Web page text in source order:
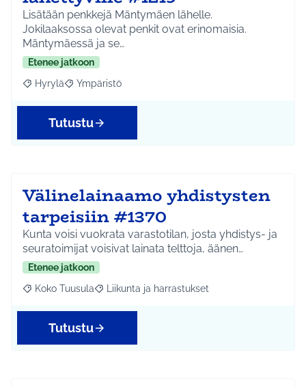
Lisätään penkkejä Mäntymäen lähelle.
Jokilaaksossa olevat penkit ovat erinomaisia.
Mäntymäessä ja se…
Etenee jatkoon
Rajaa tulokset aihepiirin mukaan: Hyrylä
Hyrylä Rajaa tulokset teeman mukaan: Ympäristö
Ympäristö
Tutustu
Välinelainaamo yhdistysten
tarpeisiin #1370
Kunta voisi vuokrata varastotilan, josta yhdistys- ja
seuratoimijat voisivat lainata telttoja, äänen…
Etenee jatkoon
Rajaa tulokset aihepiirin mukaan: Koko Tuusula
Koko Tuusula Rajaa tulokset teeman mukaan: Liikunta ja
Liikunta ja harrastukset
Tutustu